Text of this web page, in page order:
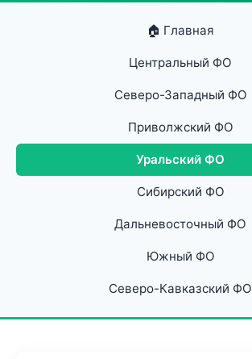
🏠 Главная
Центральный ФО
Северо-Западный ФО
Приволжский ФО
Уральский ФО
Сибирский ФО
Дальневосточный ФО
Южный ФО
Северо-Кавказский ФО